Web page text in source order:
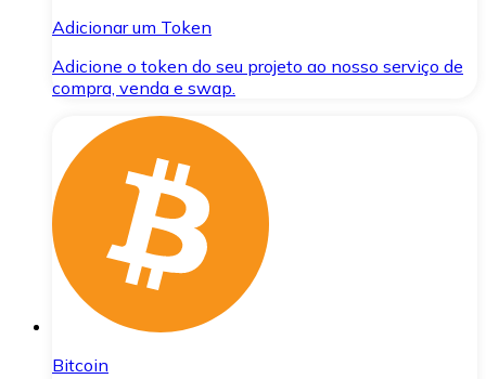
Adicionar um Token
Adicione o token do seu projeto ao nosso serviço de
compra, venda e swap.
Bitcoin